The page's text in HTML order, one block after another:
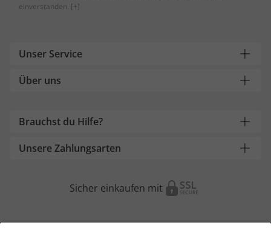
einverstanden. [+]
Unser Service
Über uns
Brauchst du Hilfe?
Unsere Zahlungsarten
Sicher einkaufen mit